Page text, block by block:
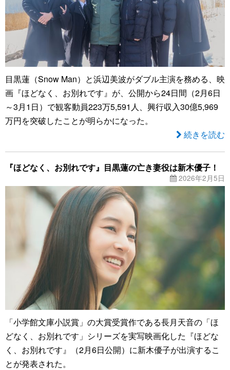
目黒蓮（Snow Man）と浜辺美波がダブル主演を務める、映
画『ほどなく、お別れです』が、公開から24日間（2月6日
～3月1日）で観客動員223万5,591人、興行収入30億5,969
万円を突破したことが明らかになった。
続きを読む
『ほどなく、お別れです』目黒蓮の亡き妻役は新木優子！
2026年2月5日
「小学館文庫小説賞」の大賞受賞作である長月天音の「ほ
どなく、お別れです」シリーズを実写映画化した『ほどな
く、お別れです』（2月6日公開）に新木優子が出演するこ
とが発表された。